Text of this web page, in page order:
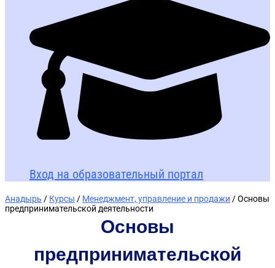
Вход на образовательный портал
Анадырь / Курсы / Менеджмент, управление и продажи / Основы
предпринимательской деятельности
Основы
предпринимательской